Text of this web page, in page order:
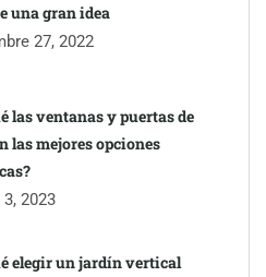
una gran idea
27, 2022
las ventanas y puertas de
las mejores opciones
2023
elegir un jardín vertical